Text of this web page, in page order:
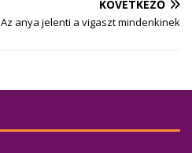
KÖVETKEZŐ
Az anya jelenti a vigaszt mindenkinek